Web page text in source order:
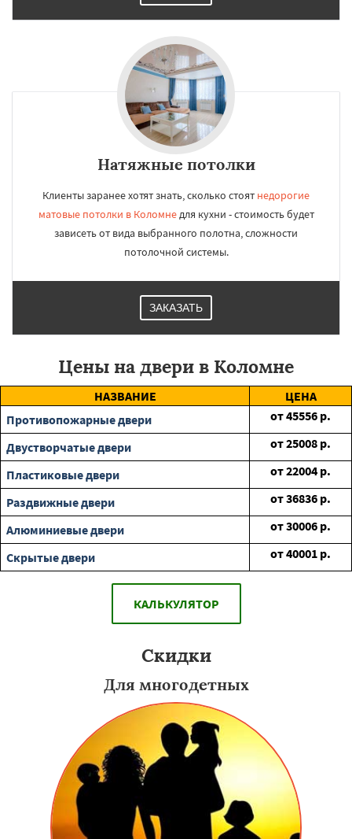
Натяжные потолки
Клиенты заранее хотят знать, сколько стоят недорогие
матовые потолки в Коломнедля кухни - стоимость будет
зависеть от вида выбранного полотна, сложности
потолочной системы.
ЗАКАЗАТЬ
Цены на двери в Коломне
НАЗВАНИЕ
ЦЕНА
Противопожарные двери
от45556 р.
Двустворчатые двери
от25008 р.
Пластиковые двери
от22004 р.
Раздвижные двери
от36836 р.
Алюминиевые двери
от30006 р.
Скрытые двери
от40001 р.
КАЛЬКУЛЯТОР
Скидки
Для многодетных